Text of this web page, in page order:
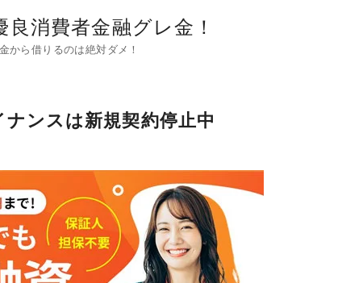
消費者金融グレ金！
から借りるのは絶対ダメ！
ンスは新規契約停止中